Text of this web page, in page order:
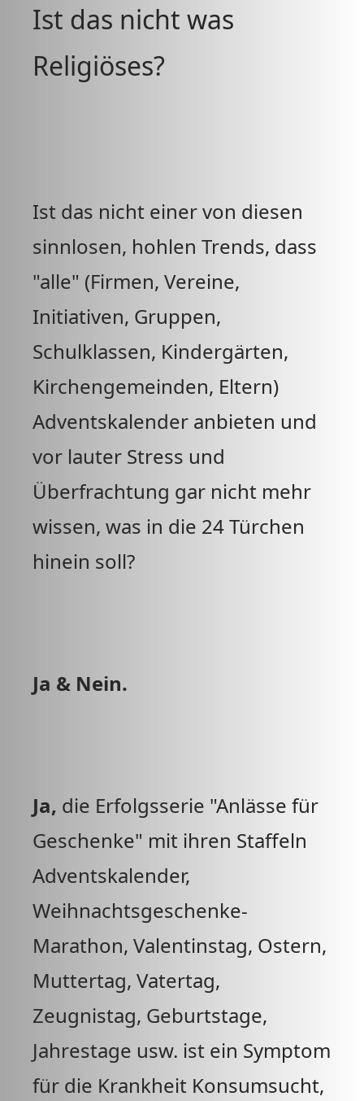
Ist das nicht was
Religiöses?
Ist das nicht einer von diesen
sinnlosen, hohlen Trends, dass
"alle" (Firmen, Vereine,
Initiativen, Gruppen,
Schulklassen, Kindergärten,
Kirchengemeinden, Eltern)
Adventskalender anbieten und
vor lauter Stress und
Überfrachtung gar nicht mehr
wissen, was in die 24 Türchen
hinein soll?
Ja & Nein.
Ja, die Erfolgsserie "Anlässe für
Geschenke" mit ihren Staffeln
Adventskalender,
Weihnachtsgeschenke-
Marathon, Valentinstag, Ostern,
Muttertag, Vatertag,
Zeugnistag, Geburtstage,
Jahrestage usw. ist ein Symptom
für die Krankheit Konsumsucht,